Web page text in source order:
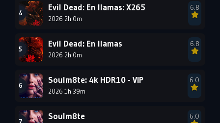
1978
Evil Dead: En llamas: X265
2026 2h 0m
6.8
Evil Dead: En llamas
2026 2h 0m
6.8
Soulm8te: 4k HDR10 - VIP
2026 1h 39m
6.0
Soulm8te 6.0